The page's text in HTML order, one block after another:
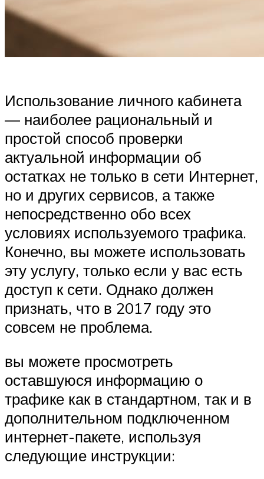
Использование личного кабинета
— наиболее рациональный и
простой способ проверки
актуальной информации об
остатках не только в сети Интернет,
но и других сервисов, а также
непосредственно обо всех
условиях используемого трафика.
Конечно, вы можете использовать
эту услугу, только если у вас есть
доступ к сети. Однако должен
признать, что в 2017 году это
совсем не проблема.
вы можете просмотреть
оставшуюся информацию о
трафике как в стандартном, так и в
дополнительном подключенном
интернет-пакете, используя
следующие инструкции: